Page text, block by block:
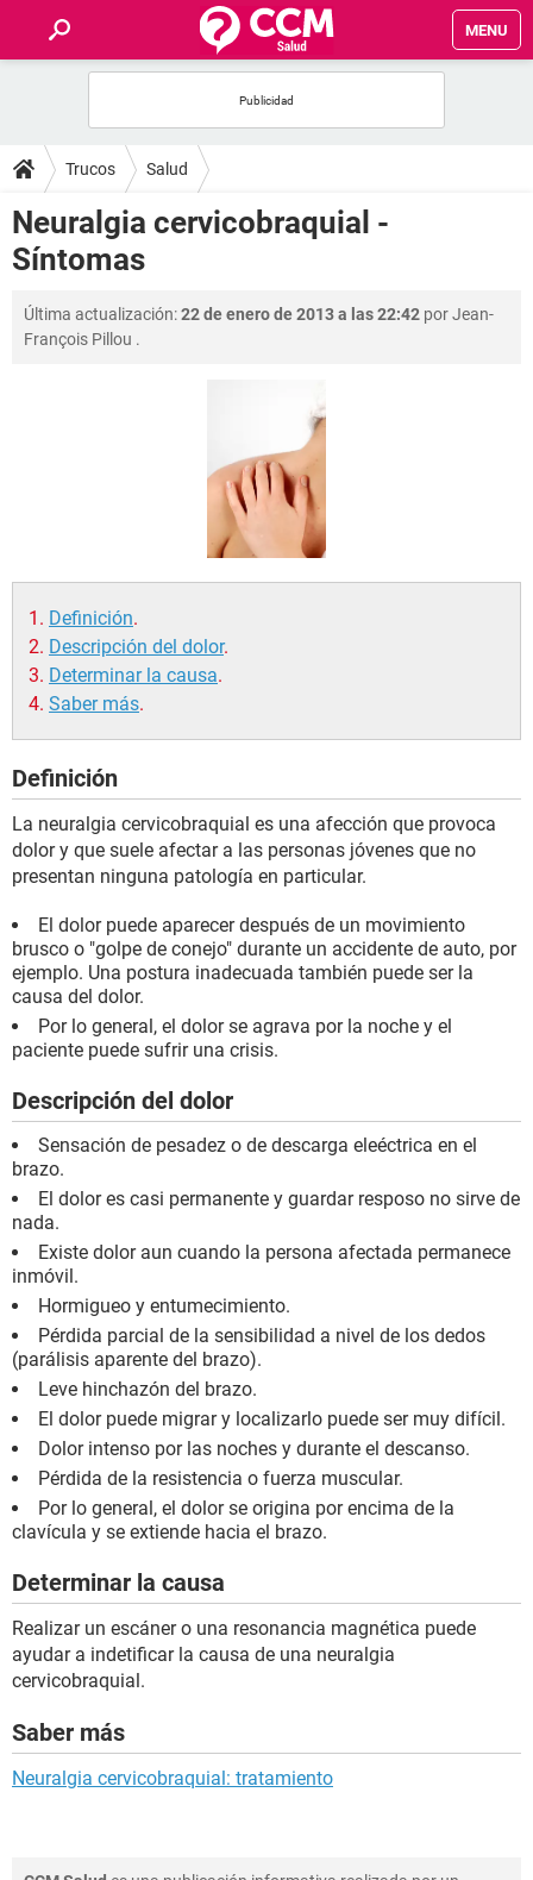
MENU
FOROS
SALUD
FAMILIA
NUTRICIÓN
Trucos Salud
Neuralgia cervicobraquial -
Síntomas
Última actualización:22 de enero de 2013 a las 22:42 porJean-
François Pillou .
Definición.
Descripción del dolor.
Determinar la causa.
Saber más.
Definición
La neuralgia cervicobraquial es una afección que provoca
dolor y que suele afectar a las personas jóvenes que no
presentan ninguna patología en particular.
El dolor puede aparecer después de un movimiento
brusco o "golpe de conejo" durante un accidente de auto, por
ejemplo. Una postura inadecuada también puede ser la
causa del dolor.
Por lo general, el dolor se agrava por la noche y el
paciente puede sufrir una crisis.
Descripción del dolor
Sensación de pesadez o de descarga eleéctrica en el
brazo.
El dolor es casi permanente y guardar resposo no sirve de
nada.
Existe dolor aun cuando la persona afectada permanece
inmóvil.
Hormigueo y entumecimiento.
Pérdida parcial de la sensibilidad a nivel de los dedos
(parálisis aparente del brazo).
Leve hinchazón del brazo.
El dolor puede migrar y localizarlo puede ser muy difícil.
Dolor intenso por las noches y durante el descanso.
Pérdida de la resistencia o fuerza muscular.
Por lo general, el dolor se origina por encima de la
clavícula y se extiende hacia el brazo.
Determinar la causa
Realizar un escáner o una resonancia magnética puede
ayudar a indetificar la causa de una neuralgia
cervicobraquial.
Saber más
Neuralgia cervicobraquial: tratamiento